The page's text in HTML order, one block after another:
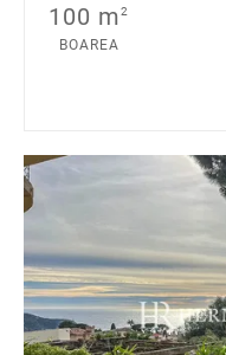
100 m2
BOAREA